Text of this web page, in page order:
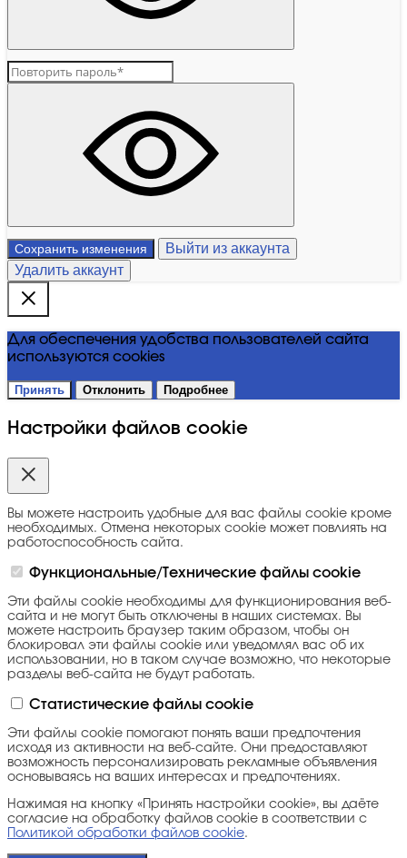
Сохранить изменения
Выйти из аккаунта
Удалить аккаунт
Для обеспечения удобства пользователей сайта
используются cookies
Принять Отклонить Подробнее
Настройки файлов cookie
Вы можете настроить удобные для вас файлы cookie кроме
необходимых. Отмена некоторых cookie может повлиять на
работоспособность сайта.
Функциональные/Технические файлы cookie
Эти файлы cookie необходимы для функционирования веб-
сайта и не могут быть отключены в наших системах. Вы
можете настроить браузер таким образом, чтобы он
блокировал эти файлы cookie или уведомлял вас об их
использовании, но в таком случае возможно, что некоторые
разделы веб-сайта не будут работать.
Статистические файлы cookie
Эти файлы cookie помогают понять ваши предпочтения
исходя из активности на веб-сайте. Они предоставляют
возможность персонализировать рекламные объявления
основываясь на ваших интересах и предпочтениях.
Нажимая на кнопку «Принять настройки cookie», вы даёте
согласие на обработку файлов cookie в соответствии с
Политикой обработки файлов cookie.